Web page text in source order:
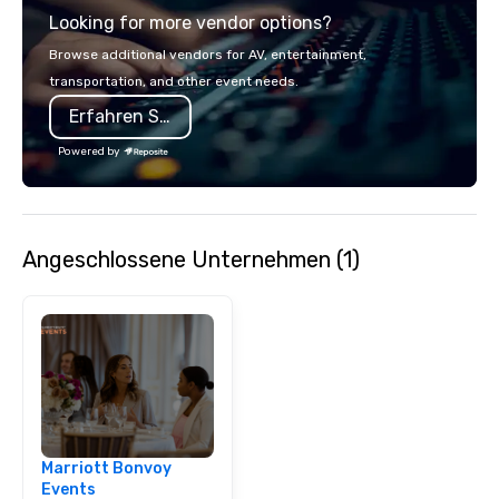
you're celebrating a
bonding with your
the kind of party
Looking for more vendor options?
Browse additional vendors for AV, entertainment,
transportation, and other event needs.
Erfahren Sie mehr
Powered by
Angeschlossene Unternehmen (1)
Marriott Bonvoy
Events